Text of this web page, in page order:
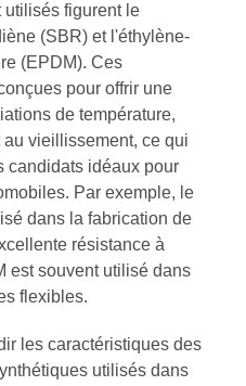
utilisés figurent le
(SBR) et l'éthylène-
(EPDM). Ces
pour offrir une
de température,
vieillissement, ce qui
candidats idéaux pour
Par exemple, le
dans la fabrication de
résistance à
est souvent utilisé dans
flexibles.
les caractéristiques des
utilisés dans